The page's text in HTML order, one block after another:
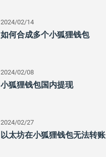
2024/02/14
如何合成多个小狐狸钱包
2024/02/08
小狐狸钱包国内提现
2024/02/27
以太坊在小狐狸钱包无法转账